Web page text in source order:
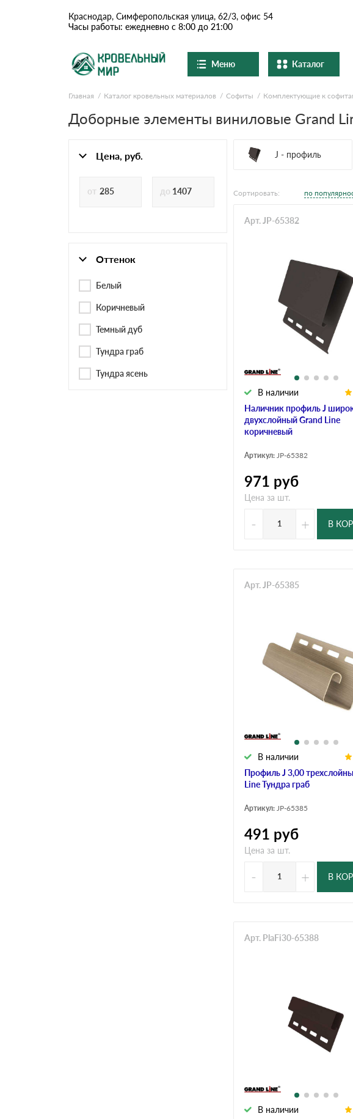
Краснодар, Симферопольская улица, 62/3, офис 54
Часы работы: ежедневно с 8:00 до 21:00
Меню
О компании
Доставка и оплата
Вопросы-ответы
Каталог
Ондулин и шифер
Черепица Ондулин
Главная Каталог кровельных материалов Софиты Комплектующие к
Доборные элементы виниловые Grand
Цена, руб.
Оттенок
Белый
Коричневый
Темный дуб
Тундра граб
Тундра ясень
J - профиль
Сортировать: по
Наличник профиль J
двухслойный Grand Line
коричневый
В наличии
Арт. JP-65382
Артикул: JP-65382
971 руб
Цена за шт.
- + В
Профиль J 3,00
Line Тундра граб
В наличии
Арт. JP-65385
Артикул: JP-65385
491 руб
Цена за шт.
- + В
В наличии
Арт. PlaFi30-65388